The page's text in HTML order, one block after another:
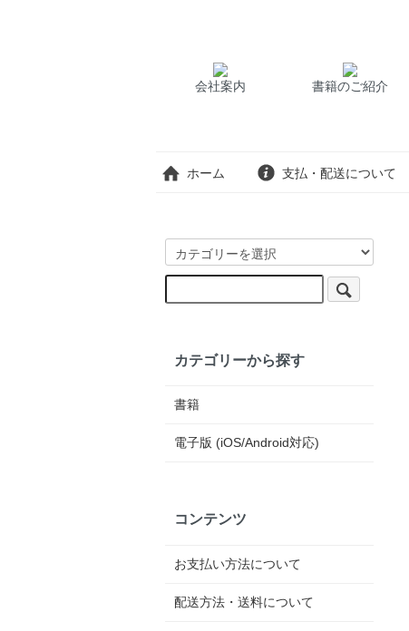
会社案内 書籍のご紹介
ホーム 支払・配送について
カテゴリーから探す
書籍
電子版 (iOS/Android対応)
コンテンツ
お支払い方法について
配送方法・送料について